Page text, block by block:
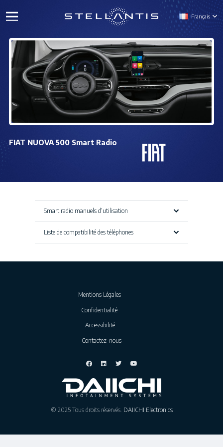
Français
FIAT NUOVA 500 Smart Radio
Smart radio manuels d’utilisation
Liste de compatibilité des téléphones
Mentions Légales
Confidentialité
Accessibilité
Contactez-nous
© 2025 Tous droits réservés. DAIICHI Electronics